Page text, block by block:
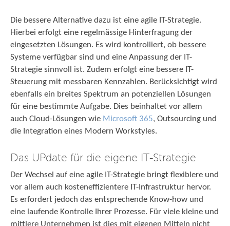
Die bessere Alternative dazu ist eine agile IT-Strategie.
Hierbei erfolgt eine regelmässige Hinterfragung der
eingesetzten Lösungen. Es wird kontrolliert, ob bessere
Systeme verfügbar sind und eine Anpassung der IT-
Strategie sinnvoll ist. Zudem erfolgt eine bessere IT-
Steuerung mit messbaren Kennzahlen. Berücksichtigt wird
ebenfalls ein breites Spektrum an potenziellen Lösungen
für eine bestimmte Aufgabe. Dies beinhaltet vor allem
auch Cloud-Lösungen wie Microsoft 365, Outsourcing und
die Integration eines Modern Workstyles.
Das UPdate für die eigene IT-Strategie
Der Wechsel auf eine agile IT-Strategie bringt flexiblere und
vor allem auch kosteneffizientere IT-Infrastruktur hervor.
Es erfordert jedoch das entsprechende Know-how und
eine laufende Kontrolle Ihrer Prozesse. Für viele kleine und
mittlere Unternehmen ist dies mit eigenen Mitteln nicht